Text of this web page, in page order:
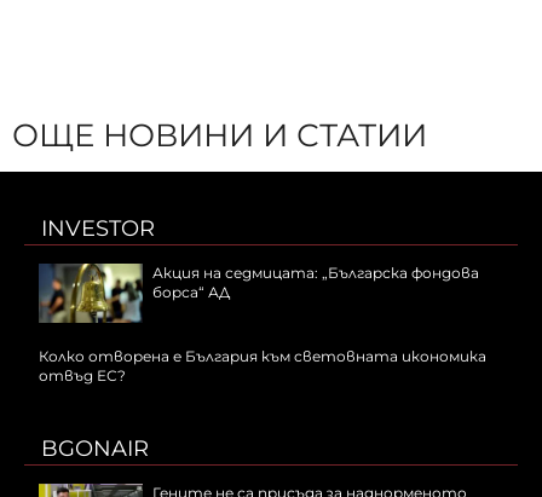
ОЩЕ НОВИНИ И СТАТИИ
INVESTOR
Акция на седмицата: „Българска фондова
борса“ АД
Колко отворена е България към световната икономика
отвъд ЕС?
BGONAIR
Гените не са присъда за наднорменото